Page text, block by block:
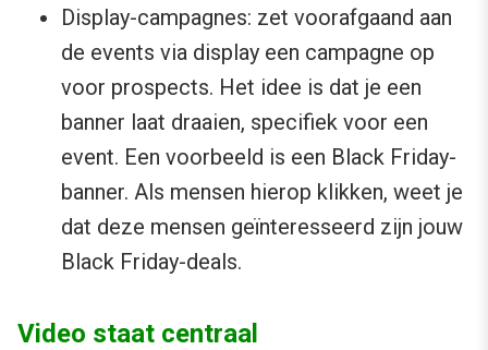
Display-campagnes: zet voorafgaand aan
de events via display een campagne op
voor prospects. Het idee is dat je een
banner laat draaien, specifiek voor een
event. Een voorbeeld is een Black Friday-
banner. Als mensen hierop klikken, weet je
dat deze mensen geïnteresseerd zijn jouw
Black Friday-deals.
Video staat centraal